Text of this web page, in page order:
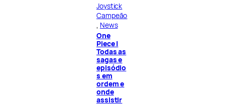
Joystick
Campeão
News
One
Piece |
Todas as
sagas e
episódio
s em
ordem e
onde
assistir